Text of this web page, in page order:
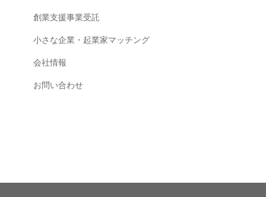
創業支援事業受託
小さな企業・起業家マッチング
会社情報
お問い合わせ